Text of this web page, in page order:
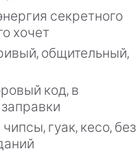
секретного
хочет
общительный,
код, в
гуак, кесо, без